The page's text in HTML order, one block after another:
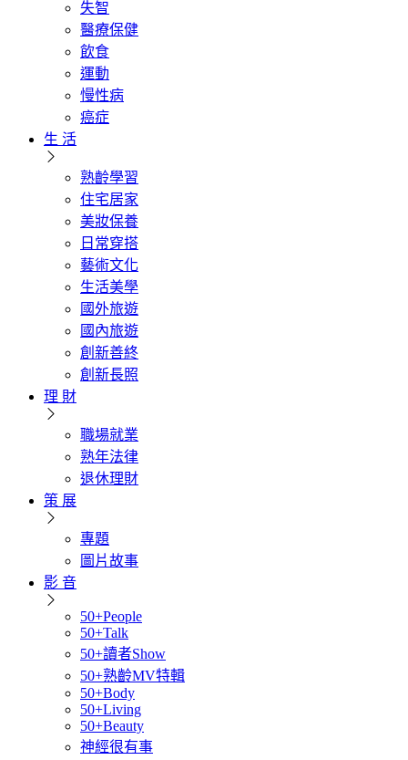
失智
醫療保健
飲食
運動
慢性病
癌症
生 活
熟齡學習
住宅居家
美妝保養
日常穿搭
藝術文化
生活美學
國外旅遊
國內旅遊
創新善終
創新長照
理 財
職場就業
熟年法律
退休理財
策 展
專題
圖片故事
影 音
50+People
50+Talk
50+讀者Show
50+熟齡MV特輯
50+Body
50+Living
50+Beauty
神經很有事